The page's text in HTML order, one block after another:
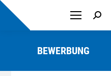
BEWERBUNG